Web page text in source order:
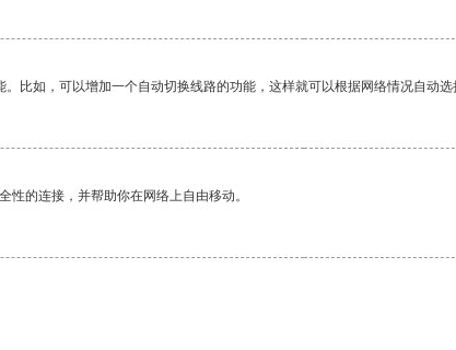
比如，可以增加一个自动切换线路的功能，这样就可以根据网络情况自动选
的连接，并帮助你在网络上自由移动。